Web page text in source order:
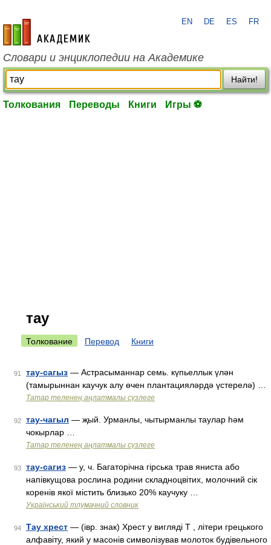
academic.ru
EN DE ES FR
Словари и энциклопедии на Академике
Найти!
Толкования Переводы Книги Игры ⚽
тау
Толкование Перевод Книги
91 тау-сагыз — Астрасыманнар семь. күпьеллык үлән
(тамырыннан каучук алу өчен плантацияләрдә үстерелә) …
Татар теленең аңлатмалы сүзлеге
92 тау-чагыл — җый. Урманлы, чытырманлы таулар һәм
чокырлар …
Татар теленең аңлатмалы сүзлеге
93 тау-сагиз — у, ч. Багаторічна гірська трав яниста або
напівкущова рослина родини складноцвітих, молочний сік
коренів якої містить близько 20% каучуку …
Український тлумачний словник
94 Тау хрест — (івр. знак) Хрест у вигляді Т , літери грецького
алфавіту, який у масонів символізував молоток будівельного